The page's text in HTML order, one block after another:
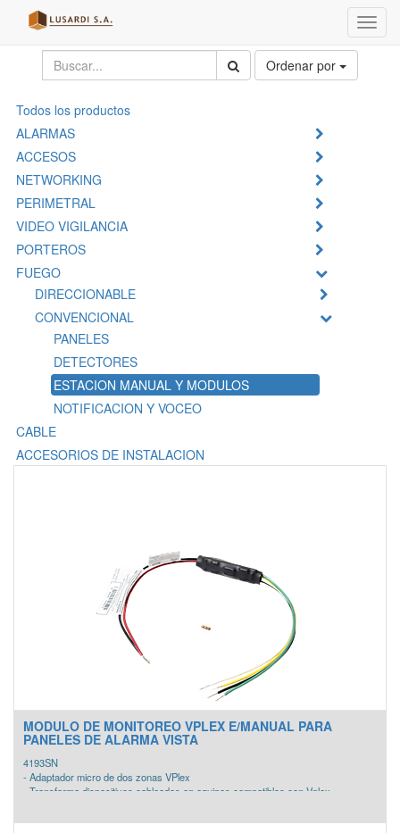
Menú
de
Ordenar por
Todos los productos
ALARMAS
ACCESOS
NETWORKING
PERIMETRAL
VIDEO VIGILANCIA
PORTEROS
FUEGO
DIRECCIONABLE
CONVENCIONAL
PANELES
DETECTORES
ESTACION MANUAL Y MODULOS
NOTIFICACION Y VOCEO
CABLE
ACCESORIOS DE INSTALACION
MODULO DE MONITOREO VPLEX E/MANUAL PARA
PANELES DE ALARMA VISTA
4193SN
- Adaptador micro de dos zonas VPlex
- Transforma dispositivos cableados en equipos compatibles con Vplex